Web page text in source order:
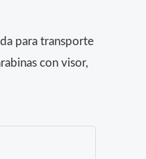
para transporte
con visor,